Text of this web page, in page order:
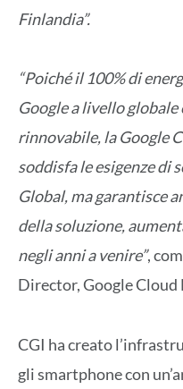
Finlandia”.
“Poiché il 100% di
Google a livello globale
rinnovabile, la Google
soddisfa le esigenze di
Global, ma garantisce
della soluzione,
negli anni a venire”,
Director, Google
CGI ha creato
gli smartphone con